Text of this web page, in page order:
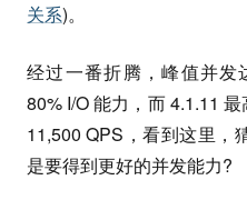
关系)。
经过一番折腾，峰值并发
80% I/O 能力，而 4.1.11
11,500 QPS，看到这里，
是要得到更好的并发能力?